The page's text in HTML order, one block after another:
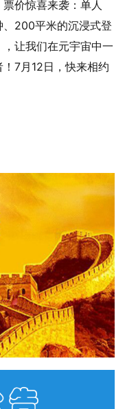
价惊喜来袭：单人
200平米的沉浸式登
让我们在元宇宙中一
7月12日，快来相约